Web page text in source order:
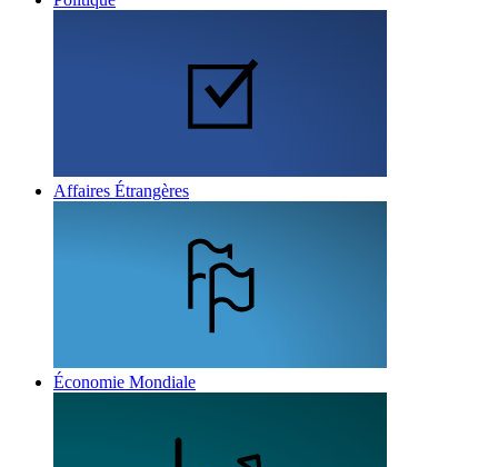
Affaires Étrangères
Économie Mondiale